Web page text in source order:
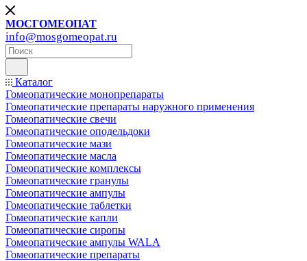
МОСГОМЕОПАТ
info@mosgomeopat.ru
Каталог
Гомеопатические монопрепараты
Гомеопатические препараты наружного применения
Гомеопатические свечи
Гомеопатические оподельдоки
Гомеопатические мази
Гомеопатические масла
Гомеопатические комплексы
Гомеопатические гранулы
Гомеопатические ампулы
Гомеопатические таблетки
Гомеопатические капли
Гомеопатические сиропы
Гомеопатические ампулы WALA
Гомеопатические препараты